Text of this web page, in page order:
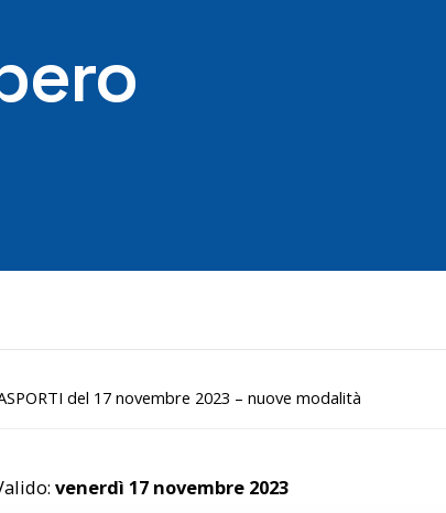
del 17 novembre 2023 – nuove modalità
venerdì 17 novembre 2023